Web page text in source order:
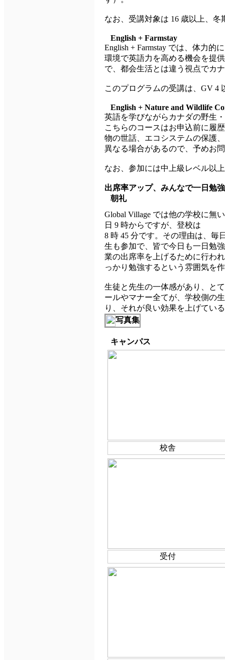
なお、受講対象は 16 歳以上、
English + Farmstay
English + Farmstay では、体力
環境で英語力を高める機会を提
で、都会生活とは違う視点でカ
このプログラムの受講は、GV 4
English + Nature and Wildlife
英語を学びながらカナダの野生
こちらのコースはお申込前に履
物の世話、エコシステムの保護
異なる場合があるので、予めお
なお、参加には中上級レベル以
出席率アップ、みんなで一日勉
朝礼
Global Village では他の学校に無
日 9 時からですが、登校は
8 時 45 分です。その理由は、毎
生も参加で、皆で今日も一日勉
業の出席率を上げるために行わ
っかり勉強するという雰囲気を
生徒と先生の一体感があり、と
ールやマナー全てが、学校側の
り、それが良い効果を上げてい
写真集
キャンパス
校舎
受付